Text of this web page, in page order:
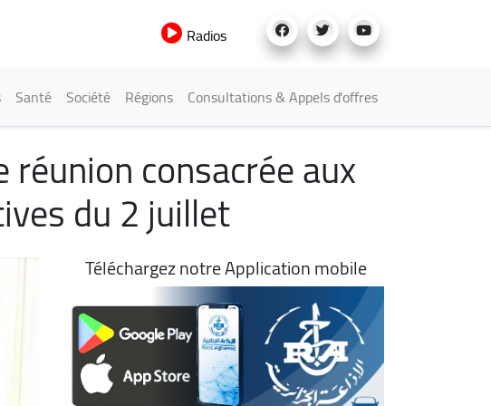
Radios
Santé Société Régions Consultations & Appels d'offres
consacrée aux
du 2 juillet
Téléchargez notre Application mobile